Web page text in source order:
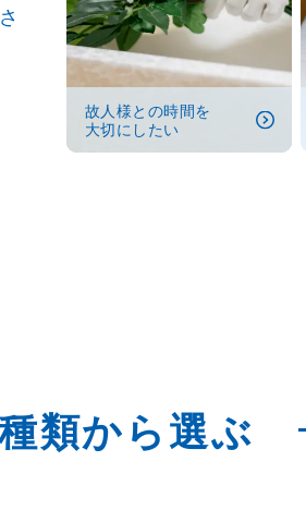
故人様との時間を
大切にしたい
類から選ぶ